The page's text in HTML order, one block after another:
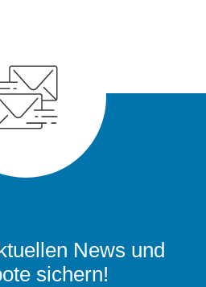
News und
sichern!